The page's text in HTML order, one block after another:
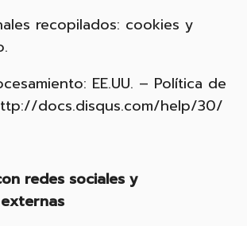
recopilados: cookies y
EE.UU. – Política de
docs.disqus.com/help/30/
redes sociales y